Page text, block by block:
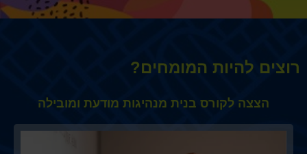
רוצים להיות המומחים?
הצצה לקורס בנית מנהיגות מודעת ומובילה